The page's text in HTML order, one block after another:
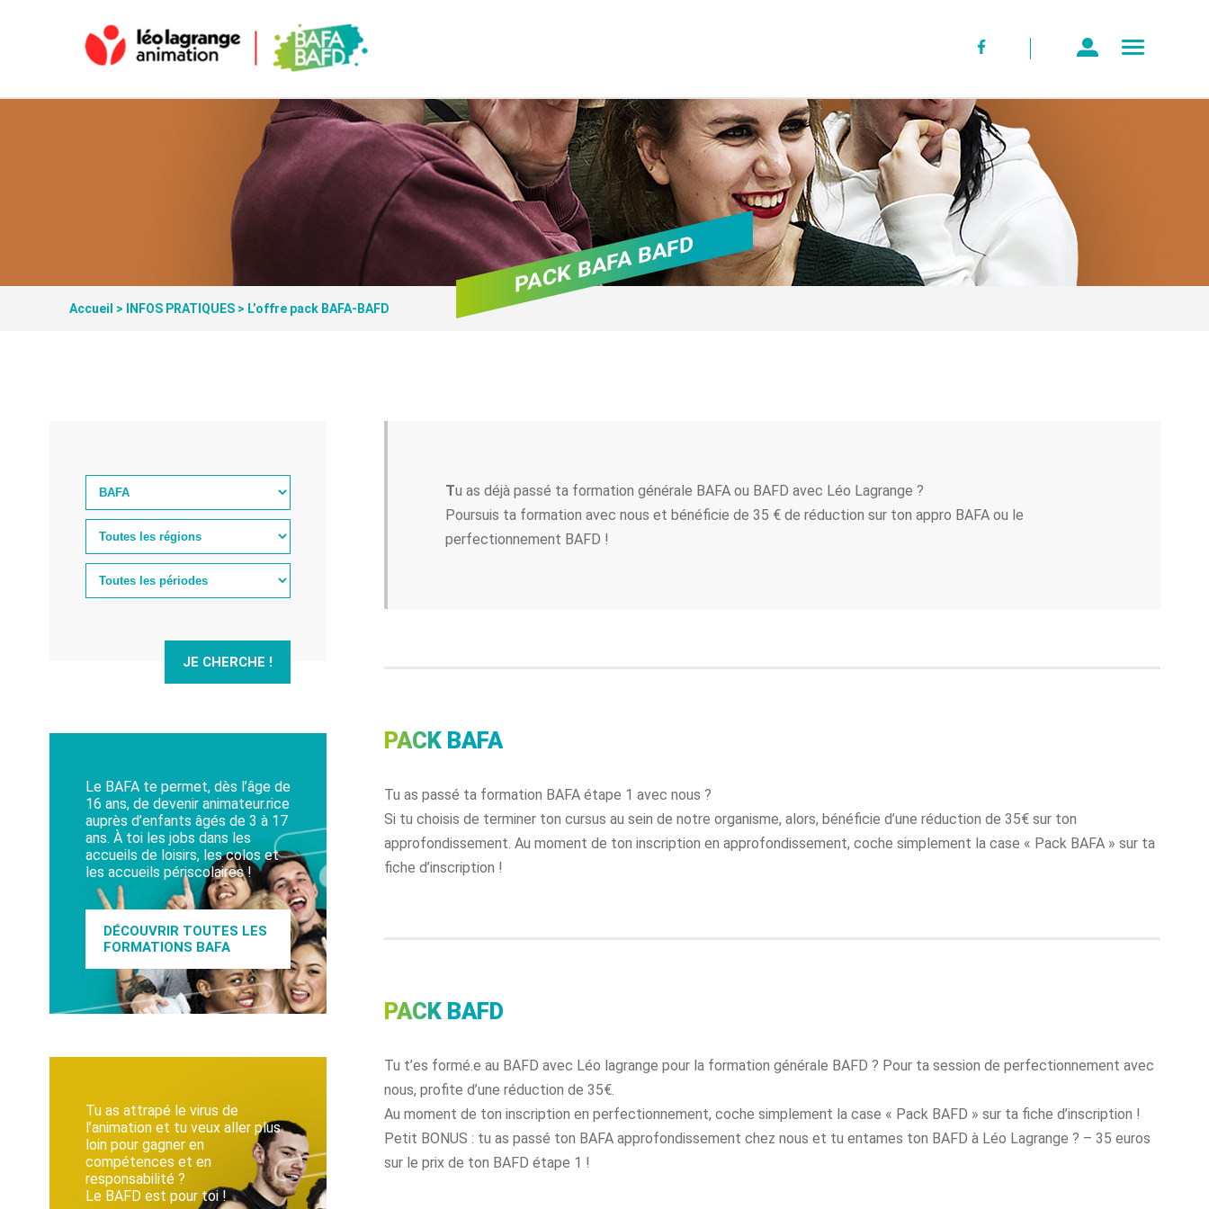
PACK BAFA BAFD
Accueil > INFOS PRATIQUES > L’offre pack BAFA-BAFD
JE CHERCHE !
Le BAFA te permet, dès l’âge de
16 ans, de devenir animateur.rice
auprès d’enfants âgés de 3 à 17
ans. À toi les jobs dans les
accueils de loisirs, les colos et
les accueils périscolaires !
DÉCOUVRIR TOUTES LES
FORMATIONS BAFA
Tu as attrapé le virus de
l’animation et tu veux aller plus
loin pour gagner en
compétences et en
responsabilité ?
Le BAFD est pour toi !
Tu as déjà passé ta formation générale BAFA ou BAFD avec Léo Lagrange ?
Poursuis ta formation avec nous et bénéficie de 35 € de réduction sur ton appro BAFA ou le
perfectionnement BAFD !
PACK BAFA
Tu as passé ta formation BAFA étape 1 avec nous ?
Si tu choisis de terminer ton cursus au sein de notre organisme, alors, bénéficie d’une réduction de 35€ sur ton
approfondissement. Au moment de ton inscription en approfondissement, coche simplement la case « Pack BAFA » sur ta
fiche d’inscription !
PACK BAFD
Tu t’es formé.e au BAFD avec Léo lagrange pour la formation générale BAFD ? Pour ta session de perfectionnement avec
nous, profite d’une réduction de 35€.
Au moment de ton inscription en perfectionnement, coche simplement la case « Pack BAFD » sur ta fiche d’inscription !
Petit BONUS : tu as passé ton BAFA approfondissement chez nous et tu entames ton BAFD à Léo Lagrange ? – 35 euros
sur le prix de ton BAFD étape 1 !